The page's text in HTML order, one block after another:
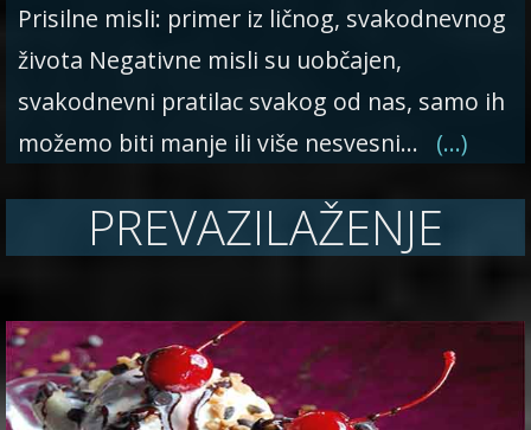
Prisilne misli: primer iz ličnog, svakodnevnog
života Negativne misli su uobčajen,
svakodnevni pratilac svakog od nas, samo ih
možemo biti manje ili više nesvesni… (…)
PREVAZILAŽENJE